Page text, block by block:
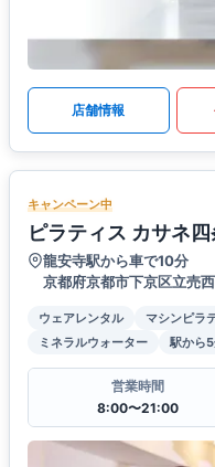
店舗情報
キャンペーン中
ピラティス カサネ
龍安寺駅から車で10分
京都府京都市下京区立売
ウェアレンタル マシンピラ
ミネラルウォーター
駅から
営業時間
8:00〜21:00